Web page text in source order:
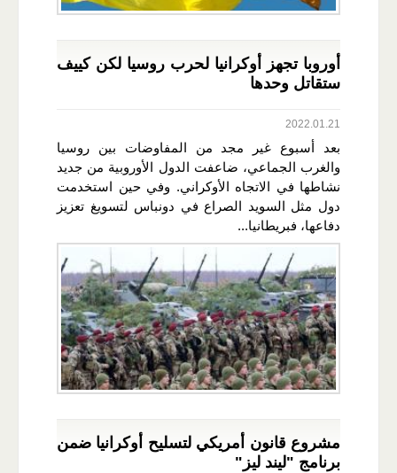
أوروبا تجهز أوكرانيا لحرب روسيا لكن كييف
ستقاتل وحدها
2022.01.21
بعد أسبوع غير مجد من المفاوضات بين روسيا
والغرب الجماعي، ضاعفت الدول الأوروبية من جديد
نشاطها في الاتجاه الأوكراني. وفي حين استخدمت
دول مثل السويد الصراع في دونباس لتسويغ تعزيز
دفاعها، فبريطانيا...
مشروع قانون أمريكي لتسليح أوكرانيا ضمن
برنامج "ليند ليز"